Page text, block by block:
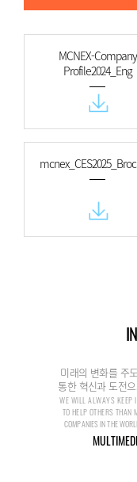
MCNEX-Company
Profile2024_Eng
미래의 변화를 주
통한 혁신과 도전
WE WILL ALWAYS KEEP
TO HELP OTHERS THAN
COMPANIES IN THE